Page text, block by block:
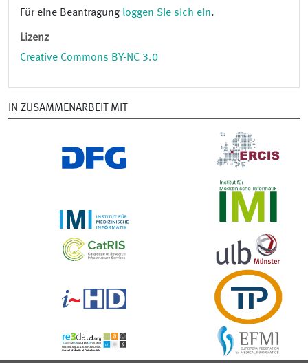
Für eine Beantragung loggen Sie sich ein.
Lizenz
Creative Commons BY-NC 3.0
IN ZUSAMMENARBEIT MIT